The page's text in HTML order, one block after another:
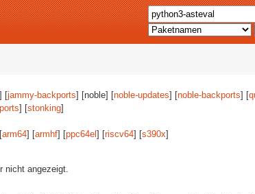
] [jammy-backports] [noble] [noble-updates] [noble-backports] [
] [stonking]
arm64] [armhf] [ppc64el ] [riscv64] [s390x]
nicht angezeigt.